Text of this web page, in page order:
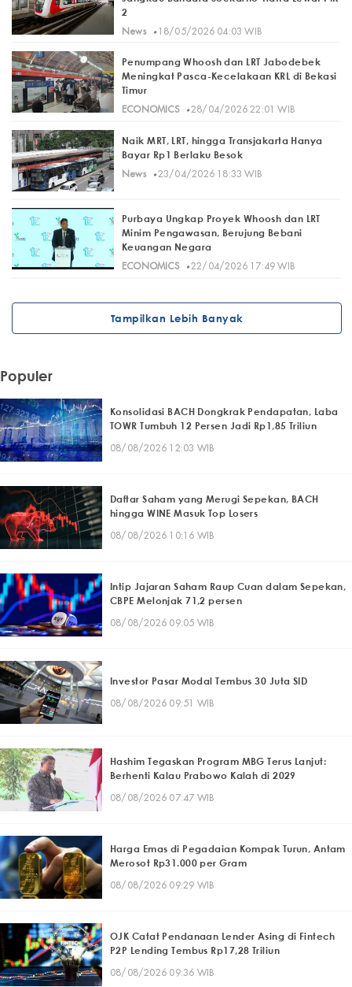
2
News· 18/05/2026 04:03 WIB
Penumpang Whoosh dan LRT Jabodebek
Meningkat Pasca-Kecelakaan KRL di Bekasi
Timur
ECONOMICS· 28/04/2026 22:01 WIB
Naik MRT, LRT, hingga Transjakarta Hanya
Bayar Rp1 Berlaku Besok
News· 23/04/2026 18:33 WIB
Purbaya Ungkap Proyek Whoosh dan LRT
Minim Pengawasan, Berujung Bebani
Keuangan Negara
ECONOMICS· 22/04/2026 17:49 WIB
Tampilkan Lebih Banyak
Populer
Konsolidasi BACH Dongkrak Pendapatan, Laba
TOWR Tumbuh 12 Persen Jadi Rp1,85 Triliun
08/08/2026 12:03 WIB
Daftar Saham yang Merugi Sepekan, BACH
hingga WINE Masuk Top Losers
08/08/2026 10:16 WIB
Intip Jajaran Saham Raup Cuan dalam Sepekan,
CBPE Melonjak 71,2 persen
08/08/2026 09:05 WIB
Investor Pasar Modal Tembus 30 Juta SID
08/08/2026 09:51 WIB
Hashim Tegaskan Program MBG Terus Lanjut:
Berhenti Kalau Prabowo Kalah di 2029
08/08/2026 07:47 WIB
Harga Emas di Pegadaian Kompak Turun, Antam
Merosot Rp31.000 per Gram
08/08/2026 09:29 WIB
OJK Catat Pendanaan Lender Asing di Fintech
P2P Lending Tembus Rp17,28 Triliun
08/08/2026 09:36 WIB